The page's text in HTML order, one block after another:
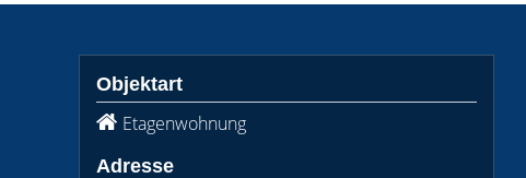
Objektart
Etagenwohnung
Adresse